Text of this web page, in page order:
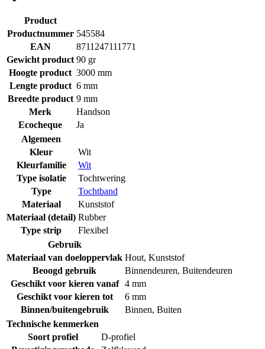
Product
Productnummer 545584
EAN
8711247111771
Gewicht product 90 gr
Hoogte product 3000 mm
Lengte product 6 mm
Breedte product 9 mm
Merk
Handson
Ecocheque
Ja
Algemeen
Kleur
Wit
Kleurfamilie
Wit
Type isolatie
Tochtwering
Type
Tochtband
Materiaal
Kunststof
Materiaal (detail) Rubber
Type strip
Flexibel
Gebruik
Materiaal van doeloppervlak Hout, Kunststof
Beoogd gebruik
Binnendeuren, Buitendeuren
Geschikt voor kieren vanaf
4 mm
Geschikt voor kieren tot
6 mm
Binnen/buitengebruik
Binnen, Buiten
Technische kenmerken
Soort profiel
D-profiel